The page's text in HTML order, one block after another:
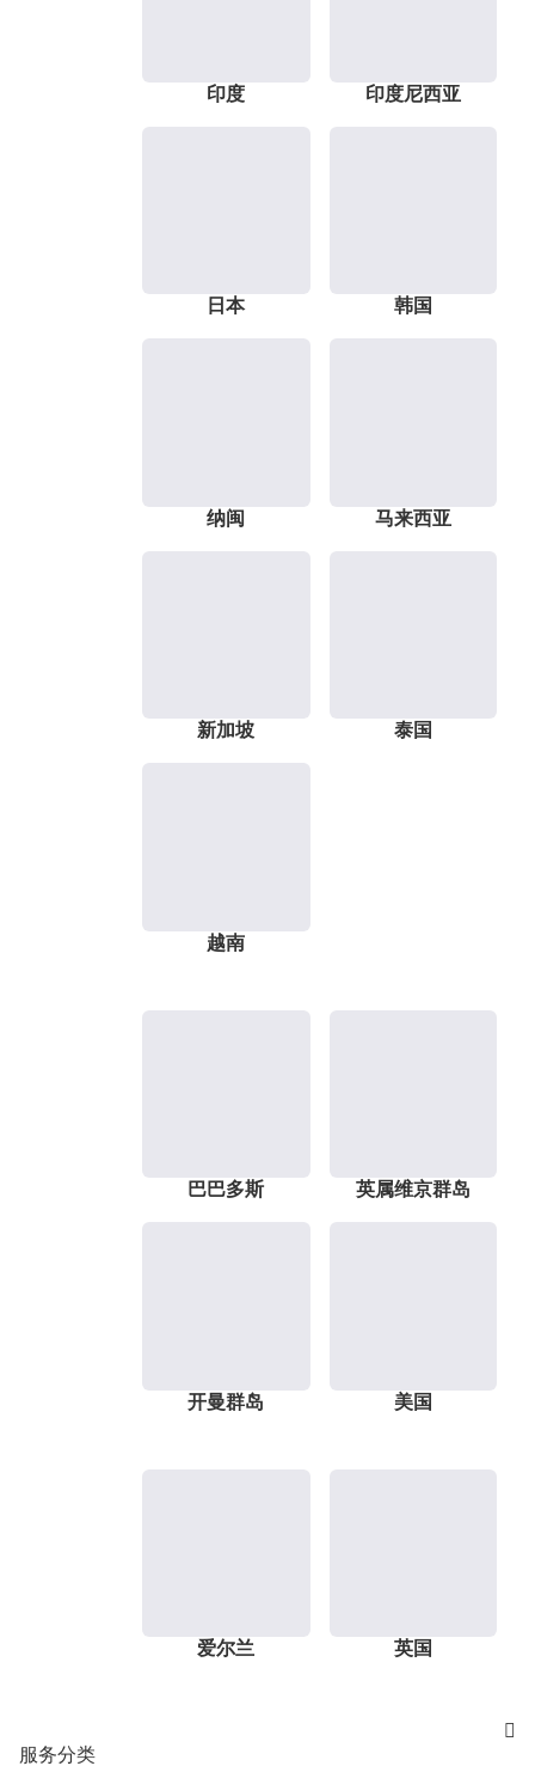
印度 印度尼西亚
日本 韩国
纳闽 马来西亚
新加坡 泰国
越南
巴巴多斯 英属维京群岛
开曼群岛 美国
爱尔兰 英国

服务分类